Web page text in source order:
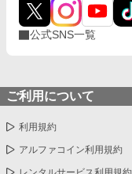
公式SNS一覧
ご利用について
利用規約
アルファコイン利用規約